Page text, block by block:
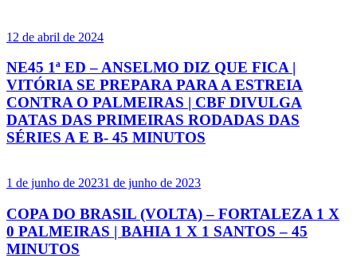
12 de abril de 2024
NE45 1ª ED – ANSELMO DIZ QUE FICA |
VITÓRIA SE PREPARA PARA A ESTREIA
CONTRA O PALMEIRAS | CBF DIVULGA
DATAS DAS PRIMEIRAS RODADAS DAS
SÉRIES A E B- 45 MINUTOS
1 de junho de 20231 de junho de 2023
COPA DO BRASIL (VOLTA) – FORTALEZA 1 X
0 PALMEIRAS | BAHIA 1 X 1 SANTOS – 45
MINUTOS